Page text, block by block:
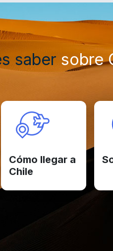
saber sobre
Cómo llegar a
Chile